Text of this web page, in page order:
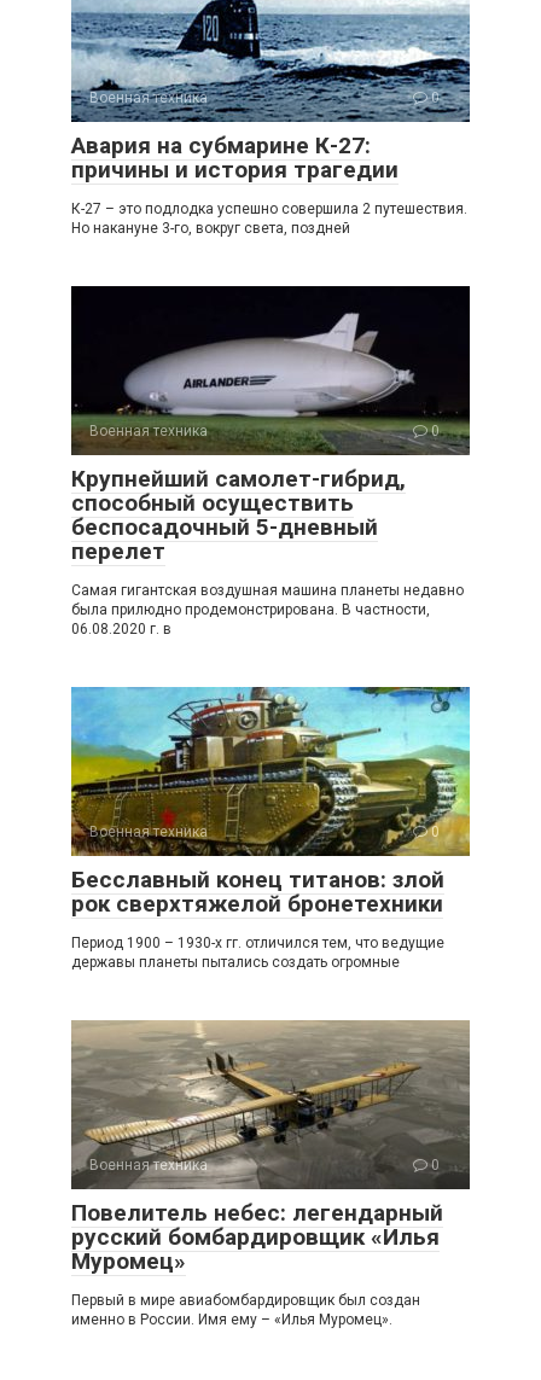
Военная техника 0
Авария на субмарине К-27:
причины и история трагедии
К-27 – это подлодка успешно совершила 2 путешествия.
Но накануне 3-го, вокруг света, поздней
Военная техника 0
Крупнейший самолет-гибрид,
способный осуществить
беспосадочный 5-дневный
перелет
Самая гигантская воздушная машина планеты недавно
была прилюдно продемонстрирована. В частности,
06.08.2020 г. в
Военная техника 0
Бесславный конец титанов: злой
рок сверхтяжелой бронетехники
Период 1900 – 1930-х гг. отличился тем, что ведущие
державы планеты пытались создать огромные
Военная техника 0
Повелитель небес: легендарный
русский бомбардировщик «Илья
Муромец»
Первый в мире авиабомбардировщик был создан
именно в России. Имя ему – «Илья Муромец».